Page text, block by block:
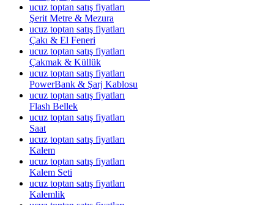
ucuz toptan satış fiyatları
Şerit Metre & Mezura
ucuz toptan satış fiyatları
Çakı & El Feneri
ucuz toptan satış fiyatları
Çakmak & Küllük
ucuz toptan satış fiyatları
PowerBank & Şarj Kablosu
ucuz toptan satış fiyatları
Flash Bellek
ucuz toptan satış fiyatları
Saat
ucuz toptan satış fiyatları
Kalem
ucuz toptan satış fiyatları
Kalem Seti
ucuz toptan satış fiyatları
Kalemlik